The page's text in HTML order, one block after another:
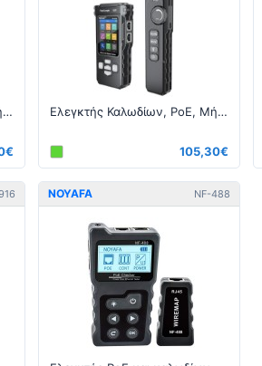
Ελεγκτής Καλωδίων, PoE, Μήκους και Κατανάλωσης - RJ45 / Οπτική Ινα Ελεγκτής Καλωδίων, PoE, Μήκους και Κατανάλωσης - RJ45
105,30€
NOYAFA NF-488